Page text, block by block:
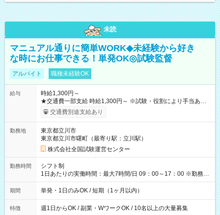
未読
マニュアル通りに簡単WORK◆未経験から好き
な時にお仕事できる！単発OK◎試験監督
アルバイト 職種未経験OK
給与
時給1,300円～
★交通費一部支給 時給1,300円～ ※試験・役割により手当あり
※勤務回数により昇給あり 【即給（前払い）オプションあ
り！】 希望される場合、勤務から1週間ほどで給与の一部を受け
例】 ・河合塾模擬試験 8:30～17:30（休憩1時間） 時給1,300円
×8時間＝日収10,400円＋交通費 ※当日の役割により時給＋100
円の場合あり ・国家試験 7:00～13:30（休憩なし） 時給1,300
円（役割手当＋100円）×6時間＝日収8,400円＋交通費 【試用期
間】試用期間なし
交通費別途支給あり
勤務地
東京都立川市
東京都立川市曙町（最寄り駅：立川駅）
株式会社全国試験運営センター
勤務時間
シフト制
1日あたりの実働時間：最大7時間/日 09：00～17：00 ※勤務時
間は 試験により異なります。
期間 単発・1日のみOK / 短期（1ヶ月以内）
特徴 週1日からOK / 副業・WワークOK / 10名以上の大量募集